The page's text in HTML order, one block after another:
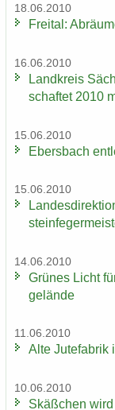
18.06.2010
Frei­tal:
16.06.2010
Land­kreis
schaf­tet 2010
15.06.2010
Ebers­bach
15.06.2010
14.06.2010
Grü­nes Licht
ge­län­de
11.06.2010
Alte Ju­te­fa­brik
10.06.2010
Skäß­chen